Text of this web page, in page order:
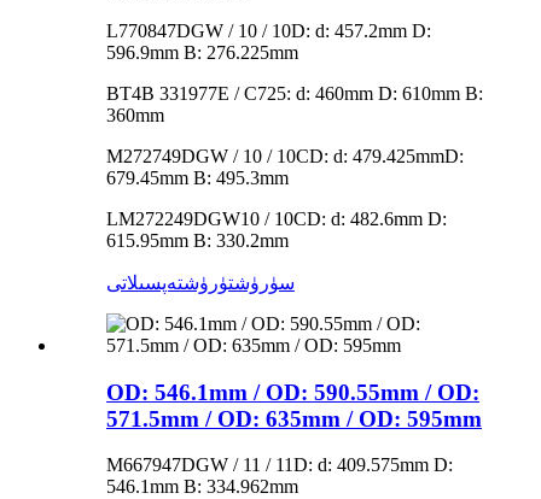
L770847DGW / 10 / 10D: d: 457.2mm D:
596.9mm B: 276.225mm
BT4B 331977E / C725: d: 460mm D: 610mm B:
360mm
M272749DGW / 10 / 10CD: d: 479.425mmD:
679.45mm B: 495.3mm
LM272249DGW10 / 10CD: d: 482.6mm D:
615.95mm B: 330.2mm
سۈرۈشتۈرۈشتەپسىلاتى
OD: 546.1mm / OD: 590.55mm / OD:
571.5mm / OD: 635mm / OD: 595mm
M667947DGW / 11 / 11D: d: 409.575mm D:
546.1mm B: 334.962mm